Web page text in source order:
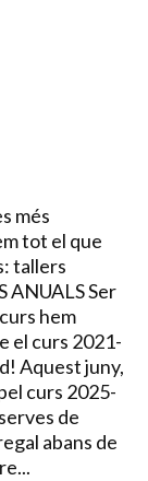
més
tot el que
tallers
ANUALS Ser
hem
el curs 2021-
Aquest juny,
curs 2025-
de
abans de